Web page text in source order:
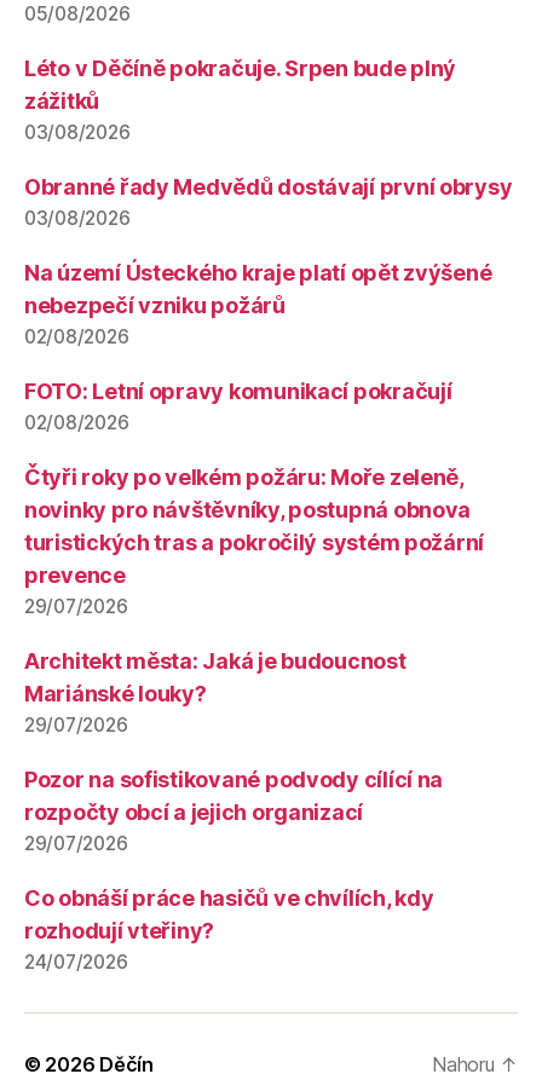
05/08/2026
Léto v Děčíně pokračuje. Srpen bude plný
zážitků
03/08/2026
Obranné řady Medvědů dostávají první obrysy
03/08/2026
Na území Ústeckého kraje platí opět zvýšené
nebezpečí vzniku požárů
02/08/2026
FOTO: Letní opravy komunikací pokračují
02/08/2026
Čtyři roky po velkém požáru: Moře zeleně,
novinky pro návštěvníky, postupná obnova
turistických tras a pokročilý systém požární
prevence
29/07/2026
Architekt města: Jaká je budoucnost
Mariánské louky?
29/07/2026
Pozor na sofistikované podvody cílící na
rozpočty obcí a jejich organizací
29/07/2026
Co obnáší práce hasičů ve chvílích, kdy
rozhodují vteřiny?
24/07/2026
© 2026 Děčín Nahoru ↑